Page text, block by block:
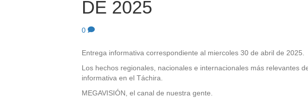
DE 2025
0
Entrega informativa correspondiente al miercoles 30 de abril de 2025.
Los hechos regionales, nacionales e internacionales más relevantes
informativa en el Táchira.
MEGAVISIÓN, el canal de nuestra gente.